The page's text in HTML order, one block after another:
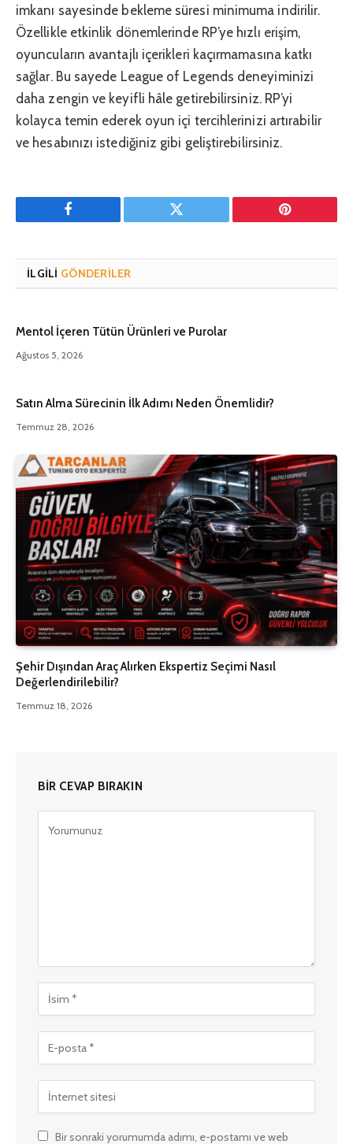
imkanı sayesinde bekleme süresi minimuma indirilir.
Özellikle etkinlik dönemlerinde RP’ye hızlı erişim,
oyuncuların avantajlı içerikleri kaçırmamasına katkı
sağlar. Bu sayede League of Legends deneyiminizi
daha zengin ve keyifli hâle getirebilirsiniz. RP’yi
kolayca temin ederek oyun içi tercihlerinizi artırabilir
ve hesabınızı istediğiniz gibi geliştirebilirsiniz.
Facebook Twitter Pinterest'in
İLGILI GÖNDERILER
Mentol İçeren Tütün Ürünleri ve Purolar
Ağustos 5, 2026
Satın Alma Sürecinin İlk Adımı Neden Önemlidir?
Temmuz 28, 2026
Şehir Dışından Araç Alırken Ekspertiz Seçimi Nasıl
Değerlendirilebilir?
Temmuz 18, 2026
BIR CEVAP BIRAKIN
Bir sonraki yorumumda adımı, e-postamı ve web